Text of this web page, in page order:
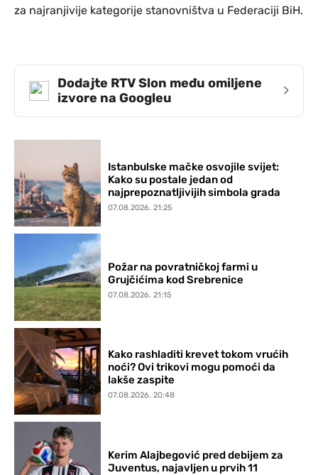
za najranjivije kategorije stanovništva u Federaciji BiH.
Dodajte RTV Slon među omiljene
izvore na Googleu
›
Istanbulske mačke osvojile svijet:
Kako su postale jedan od
najprepoznatljivijih simbola grada
07.08.2026. 21:25
Požar na povratničkoj farmi u
Grujčićima kod Srebrenice
07.08.2026. 21:15
Kako rashladiti krevet tokom vrućih
noći? Ovi trikovi mogu pomoći da
lakše zaspite
07.08.2026. 20:48
Kerim Alajbegović pred debijem za
Juventus, najavljen u prvih 11